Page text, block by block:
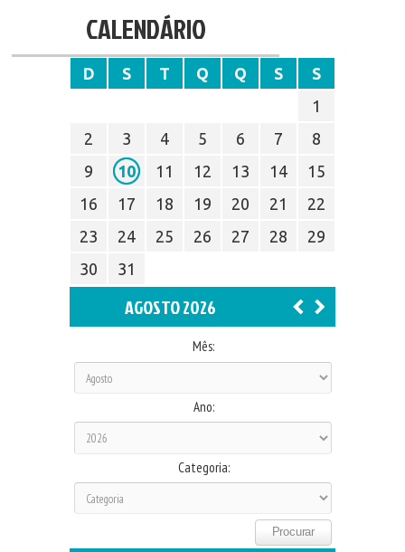
CALENDÁRIO
D S T Q Q S
S
1
2
3 4 5 6 7
8
9
10 11 12 13 14
15
16
17 18 19 20 21
22
23
24 25 26 27 28
29
30
31
AGOSTO 2026
Mês:
Ano:
Categoria: